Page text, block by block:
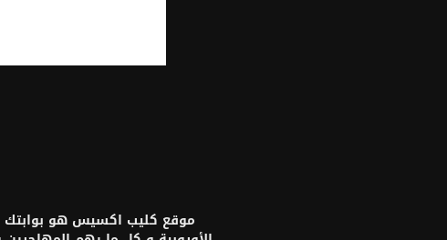
موقع كليب اكسيس هو بوابتك